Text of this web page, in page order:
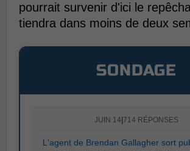
pourrait survenir d'ici le
tiendra dans moins de deux
SONDAGE
JUIN 14 714 RÉPONSES
L'agent de Brendan Gallagher sort